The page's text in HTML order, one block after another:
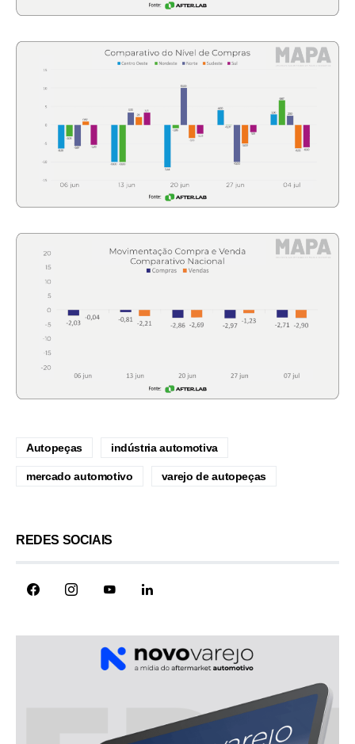
Autopeças indústria automotiva
mercado automotivo varejo de autopeças
REDES SOCIAIS